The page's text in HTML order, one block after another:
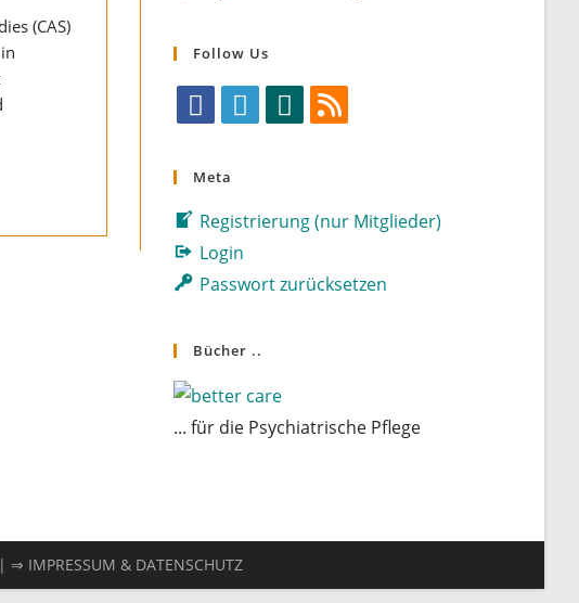
(CAS)
Follow Us
new
tab
new
tab
new
new
Meta
Registrierung (nur Mitglieder)
Login
Passwort zurücksetzen
Bücher ..
... für die Psychiatrische Pflege
⇒ IMPRESSUM & DATENSCHUTZ